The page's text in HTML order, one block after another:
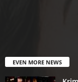
EVEN MORE NEWS